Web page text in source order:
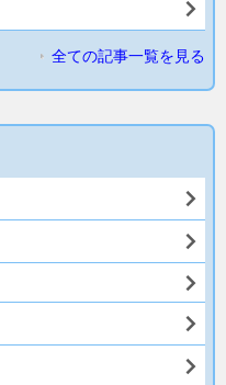
全ての記事一覧を見る